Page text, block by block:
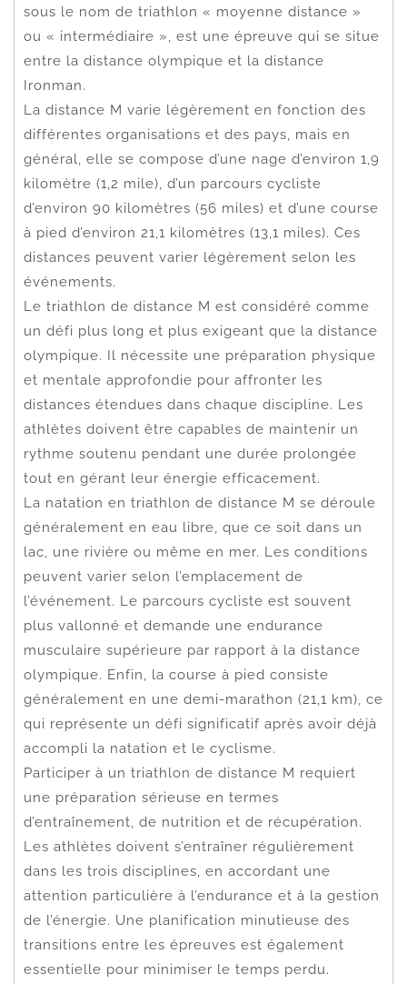
sous le nom de triathlon « moyenne distance »
ou « intermédiaire », est une épreuve qui se situe
entre la distance olympique et la distance
Ironman.
La distance M varie légèrement en fonction des
différentes organisations et des pays, mais en
général, elle se compose d’une nage d’environ 1,9
kilomètre (1,2 mile), d’un parcours cycliste
d’environ 90 kilomètres (56 miles) et d’une course
à pied d’environ 21,1 kilomètres (13,1 miles). Ces
distances peuvent varier légèrement selon les
événements.
Le triathlon de distance M est considéré comme
un défi plus long et plus exigeant que la distance
olympique. Il nécessite une préparation physique
et mentale approfondie pour affronter les
distances étendues dans chaque discipline. Les
athlètes doivent être capables de maintenir un
rythme soutenu pendant une durée prolongée
tout en gérant leur énergie efficacement.
La natation en triathlon de distance M se déroule
généralement en eau libre, que ce soit dans un
lac, une rivière ou même en mer. Les conditions
peuvent varier selon l’emplacement de
l’événement. Le parcours cycliste est souvent
plus vallonné et demande une endurance
musculaire supérieure par rapport à la distance
olympique. Enfin, la course à pied consiste
généralement en une demi-marathon (21,1 km), ce
qui représente un défi significatif après avoir déjà
accompli la natation et le cyclisme.
Participer à un triathlon de distance M requiert
une préparation sérieuse en termes
d’entraînement, de nutrition et de récupération.
Les athlètes doivent s’entraîner régulièrement
dans les trois disciplines, en accordant une
attention particulière à l’endurance et à la gestion
de l’énergie. Une planification minutieuse des
transitions entre les épreuves est également
essentielle pour minimiser le temps perdu.